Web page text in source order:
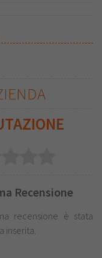
Recensione
recensione è stata
inserita.